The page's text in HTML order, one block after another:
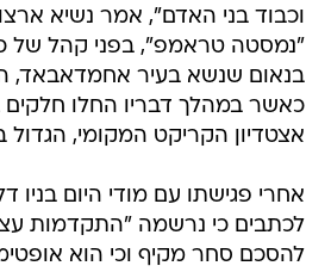
וכבוד בני האדם", אמר נשיא
"נמסטה טראמפ", בפני קהל של
בנאום שנשא בעיר אחמדאבאד,
כאשר במהלך דבריו החלו
אצטדיון הקריקט המקומי, הגדול
אחרי פגישתו עם מודי היום בניו
לכתבים כי נרשמה "התקדמות
להסכם סחר מקיף וכי הוא